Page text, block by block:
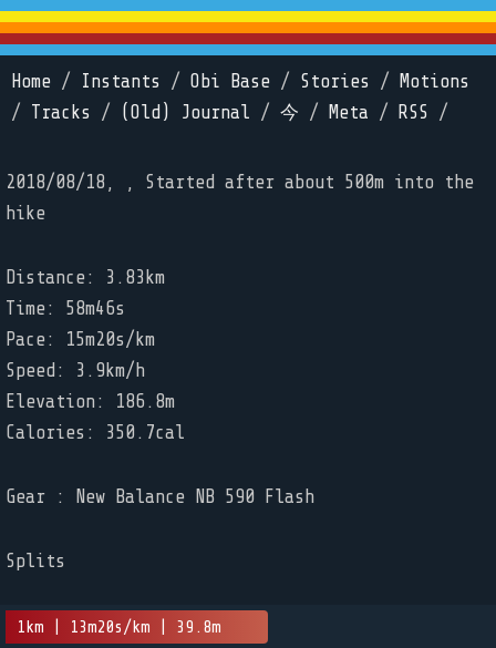
Home / Instants / Obi Base / Stories /
Motions
/ Tracks / (Old) Journal / 今 / Meta / RSS /
2018/08/18, , Started after about 500m into the
hike
Distance: 3.83km
Time: 58m46s
Pace: 15m20s/km
Speed: 3.9km/h
Elevation: 186.8m
Calories: 350.7cal
Gear : New Balance NB 590 Flash
Splits
1km | 13m20s/km | 39.8m